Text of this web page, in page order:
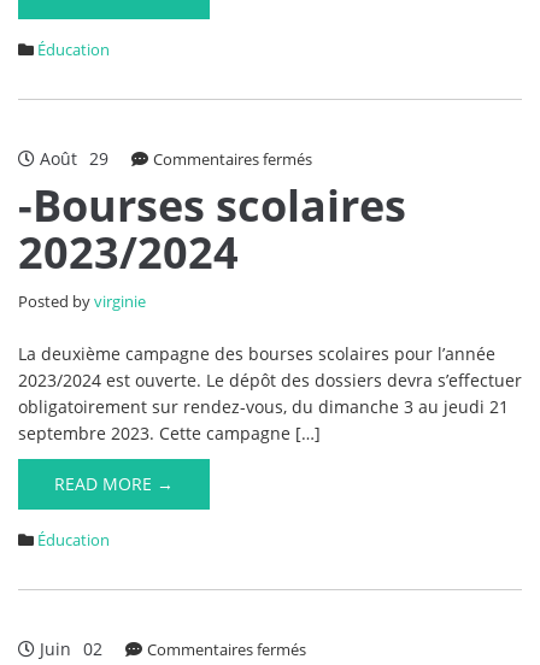
Éducation
Août 29 Commentaires ferméssur
Bourses
-Bourses scolaires
2023/2024
Posted byvirginie
La deuxième campagne des bourses scolaires pour l’année
2023/2024 est ouverte. Le dépôt des dossiers devra s’effectuer
obligatoirement sur rendez-vous, du dimanche 3 au jeudi 21
septembre 2023. Cette campagne […]
READ MORE →
Éducation
Juin 02 Commentaires ferméssur